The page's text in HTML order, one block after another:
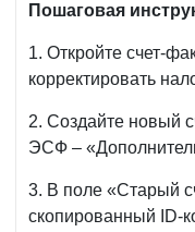
Пошаговая
1. Откройте счет-
корректировать
2. Создайте новый
ЭСФ –
3. В поле «Старый
скопированный ID-